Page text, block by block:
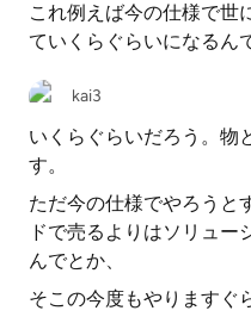
これ例えば今の仕様で世
ていくらぐらいになるん
kai3
いくらぐらいだろう。物
す。
ただ今の仕様でやろうと
ドで売るよりはソリュー
んでとか、
そこの今度もやりますぐ